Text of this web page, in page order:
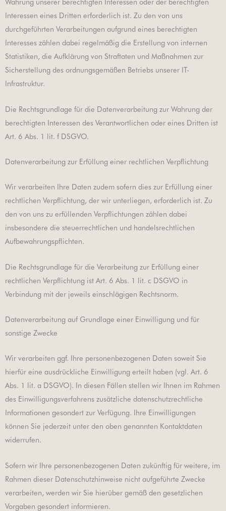
Wahrung unserer berechtigten Interessen oder der berechtigten
Interessen eines Dritten erforderlich ist. Zu den von uns
durchgeführten Verarbeitungen aufgrund eines berechtigten
Interesses zählen dabei regelmäßig die Erstellung von internen
Statistiken, die Aufklärung von Straftaten und Maßnahmen zur
Sicherstellung des ordnungsgemäßen Betriebs unserer IT-
Infrastruktur.
Die Rechtsgrundlage für die Datenverarbeitung zur Wahrung der
berechtigten Interessen des Verantwortlichen oder eines Dritten ist
Art. 6 Abs. 1 lit. f DSGVO.
Datenverarbeitung zur Erfüllung einer rechtlichen Verpflichtung
Wir verarbeiten Ihre Daten zudem sofern dies zur Erfüllung einer
rechtlichen Verpflichtung, der wir unterliegen, erforderlich ist. Zu
den von uns zu erfüllenden Verpflichtungen zählen dabei
insbesondere die steuerrechtlichen und handelsrechtlichen
Aufbewahrungspflichten.
Die Rechtsgrundlage für die Verarbeitung zur Erfüllung einer
rechtlichen Verpflichtung ist Art. 6 Abs. 1 lit. c DSGVO in
Verbindung mit der jeweils einschlägigen Rechtsnorm.
Datenverarbeitung auf Grundlage einer Einwilligung und für
sonstige Zwecke
Wir verarbeiten ggf. Ihre personenbezogenen Daten soweit Sie
hierfür eine ausdrückliche Einwilligung erteilt haben (vgl. Art. 6
Abs. 1 lit. a DSGVO). In diesen Fällen stellen wir Ihnen im Rahmen
des Einwilligungsverfahrens zusätzliche datenschutzrechtliche
Informationen gesondert zur Verfügung. Ihre Einwilligungen
können Sie jederzeit unter den oben genannten Kontaktdaten
widerrufen.
Sofern wir Ihre personenbezogenen Daten zukünftig für weitere, im
Rahmen dieser Datenschutzhinweise nicht aufgeführte Zwecke
verarbeiten, werden wir Sie hierüber gemäß den gesetzlichen
Vorgaben gesondert informieren.